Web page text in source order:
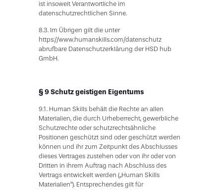
ist insoweit Verantwortliche im
datenschutzrechtlichen Sinne.
8.3. Im Übrigen gilt die unter
https://www.humanskills.com/datenschutz
abrufbare Datenschutzerklärung der HSD hub
GmbH.
§ 9 Schutz geistigen Eigentums
9.1. Human Skills behält die Rechte an allen
Materialien, die durch Urheberrecht, gewerbliche
Schutzrechte oder schutzrechtsähnliche
Positionen geschützt sind oder geschützt werden
können und ihr zum Zeitpunkt des Abschlusses
dieses Vertrages zustehen oder von ihr oder von
Dritten in ihrem Auftrag nach Abschluss des
Vertrags entwickelt werden („Human Skills
Materialien“). Entsprechendes gilt für